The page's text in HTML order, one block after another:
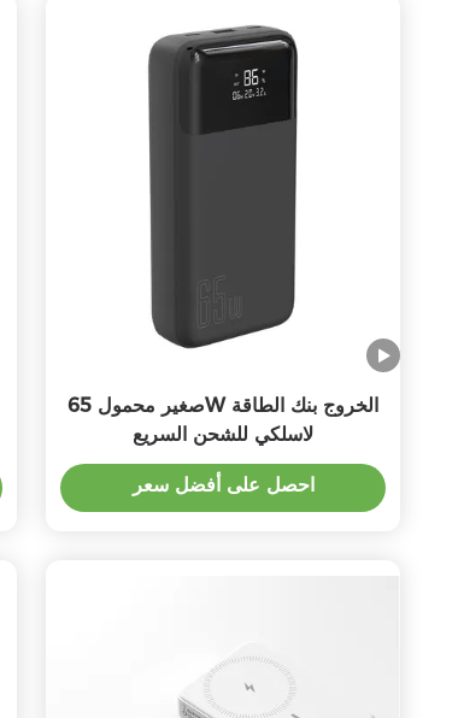
صغير محمول 65W الخروج بنك الطاقة
لاسلكي للشحن السريع
احصل على أفضل سعر